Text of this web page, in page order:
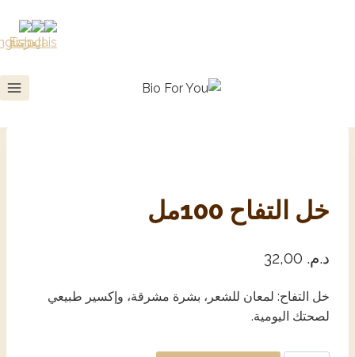
خل التفاح 100مل
د.م.
خل التفاح: لمعان للشعر، بشرة مشرقة، وإكسير طبيعي
لصحتك اليومية.